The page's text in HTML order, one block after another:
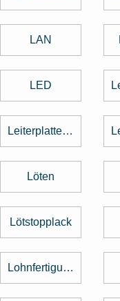
LAN
LED
Leiterplattenbestückung
Löten
Lötstopplack
Lohnfertigung